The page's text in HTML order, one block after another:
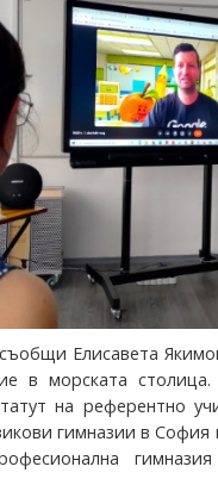
Елисавета
в морската
на референтно
гимназии в